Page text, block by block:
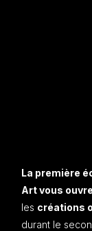
La première
Art vous
les créations
durant le